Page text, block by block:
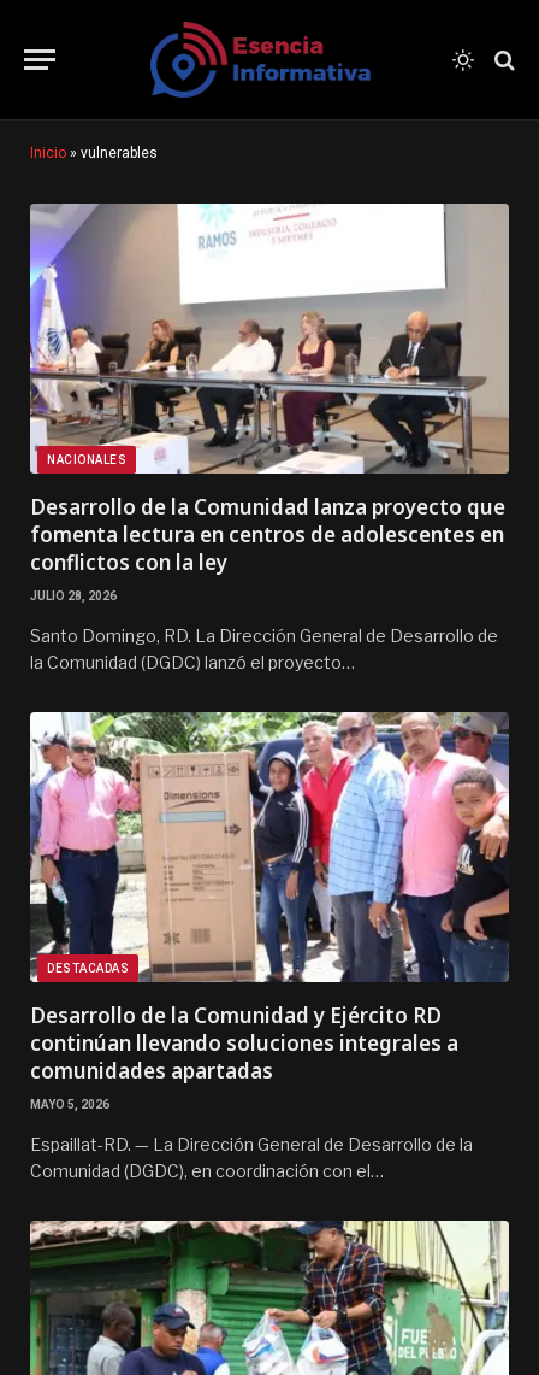
Inicio » vulnerables
NACIONALES
Desarrollo de la Comunidad lanza proyecto que
fomenta lectura en centros de adolescentes en
conflictos con la ley
JULIO 28, 2026
Santo Domingo, RD. La Dirección General de Desarrollo de
la Comunidad (DGDC) lanzó el proyecto…
DESTACADAS
Desarrollo de la Comunidad y Ejército RD
continúan llevando soluciones integrales a
comunidades apartadas
MAYO 5, 2026
Espaillat-RD. — La Dirección General de Desarrollo de la
Comunidad (DGDC), en coordinación con el…